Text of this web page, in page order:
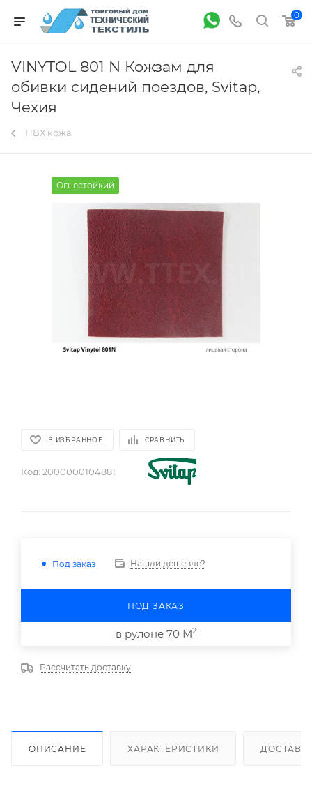
0
VINYTOL 801 N Кожзам для
обивки сидений поездов, Svitap,
Чехия
ПВХ кожа
Огнестойкий
В ИЗБРАННОЕ СРАВНИТЬ
Код: 2000000104881
Под заказ Нашли дешевле?
ПОД ЗАКАЗ
в рулоне 70 М2
Рассчитать доставку
ОПИСАНИЕ ХАРАКТЕРИСТИКИ